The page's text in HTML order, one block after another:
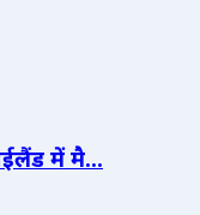
में मै...